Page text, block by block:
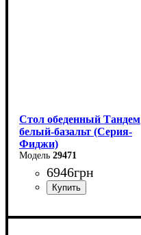
Стол обеденный Тандем
белый-базальт (Серия-
Фиджи)
29471
6946грн
Ширина: 120 см